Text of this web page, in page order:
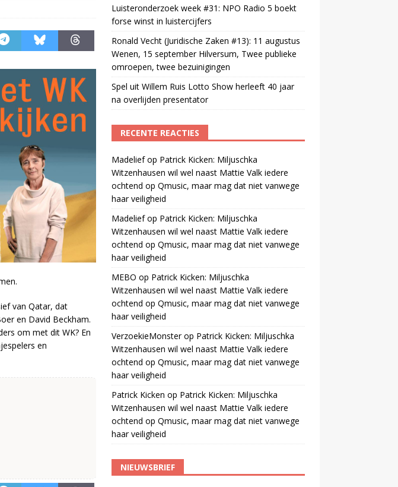
van Qatar, dat
en David Beckham.
om met dit WK? En
en
Luisteronderzoek week #31: NPO Radio 5 boekt
forse winst in luistercijfers
Ronald Vecht (Juridische Zaken #13): 11 augustus
Wenen, 15 september Hilversum, Twee publieke
omroepen, twee bezuinigingen
Spel uit Willem Ruis Lotto Show herleeft 40 jaar
na overlijden presentator
RECENTE REACTIES
Madeliefop Patrick Kicken: Miljuschka
Witzenhausen wil wel naast Mattie Valk iedere
ochtend op Qmusic, maar mag dat niet vanwege
haar veiligheid
Madeliefop Patrick Kicken: Miljuschka
Witzenhausen wil wel naast Mattie Valk iedere
ochtend op Qmusic, maar mag dat niet vanwege
haar veiligheid
MEBO op Patrick Kicken: Miljuschka
Witzenhausen wil wel naast Mattie Valk iedere
ochtend op Qmusic, maar mag dat niet vanwege
haar veiligheid
VerzoekieMonsterop Patrick Kicken: Miljuschka
Witzenhausen wil wel naast Mattie Valk iedere
ochtend op Qmusic, maar mag dat niet vanwege
haar veiligheid
Patrick Kicken op Patrick Kicken: Miljuschka
Witzenhausen wil wel naast Mattie Valk iedere
ochtend op Qmusic, maar mag dat niet vanwege
haar veiligheid
NIEUWSBRIEF